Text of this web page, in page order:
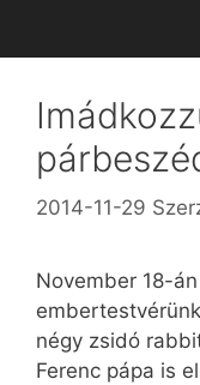
2014-11-29
November 18-
négy zsidó
Ferenc pápa is